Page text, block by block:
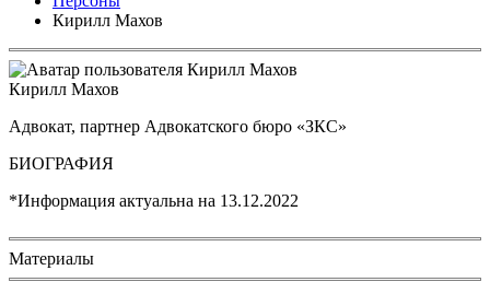
Кирилл Махов
Кирилл Махов
Адвокат, партнер Адвокатского бюро «ЗКС»
БИОГРАФИЯ
*Информация актуальна на 13.12.2022
Материалы